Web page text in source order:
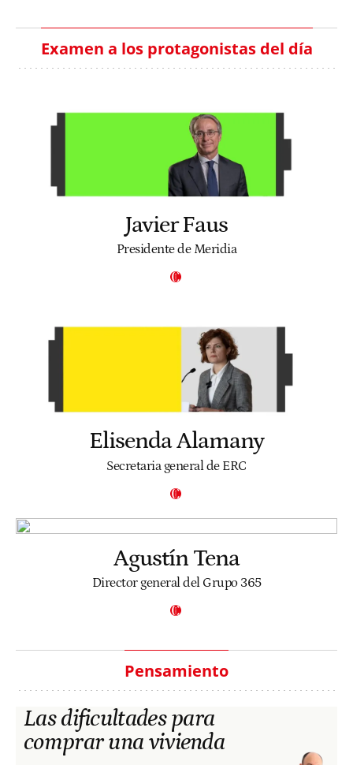
Examen a los protagonistas del día
Javier Faus
Presidente de Meridia
Elisenda Alamany
Secretaria general de ERC
Agustín Tena
Director general del Grupo 365
Pensamiento
Las dificultades para
comprar una vivienda